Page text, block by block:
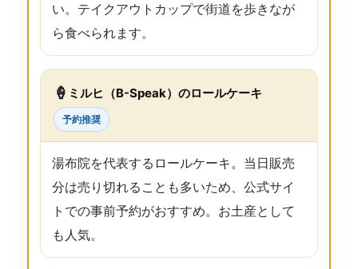
い。テイクアウトカップで街道を歩きなが
ら食べられます。
🍦 ミルヒ（B-Speak）のロールケーキ
予約推奨
湯布院を代表するロールケーキ。当日販売
分は売り切れることも多いため、公式サイ
トでの事前予約がおすすめ。お土産として
も人気。